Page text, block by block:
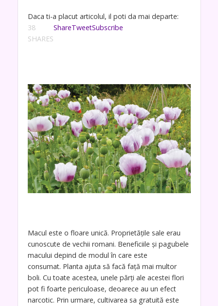
Daca ti-a placut articolul, il poti da mai departe:
38
SHARES
ShareTweetSubscribe
Macul este o floare unică. Proprietățile sale erau
cunoscute de vechii romani. Beneficiile și pagubele
macului depind de modul în care este
consumat. Planta ajuta să facă față mai multor
boli. Cu toate acestea, unele părți ale acestei flori
pot fi foarte periculoase, deoarece au un efect
narcotic. Prin urmare, cultivarea sa gratuită este